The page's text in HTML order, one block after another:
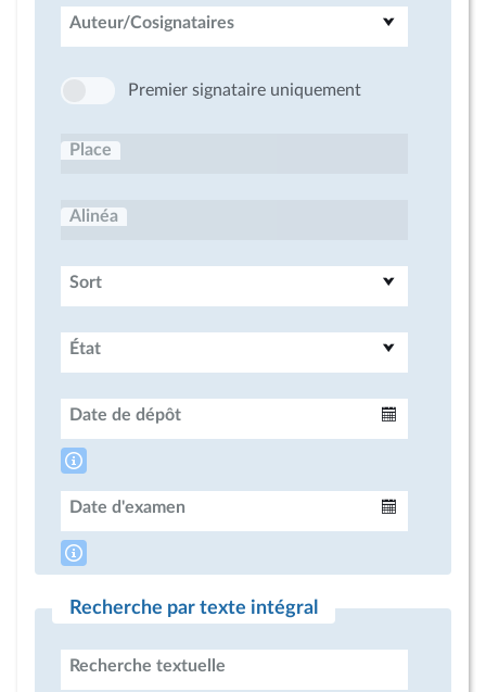
Auteur/Cosignataires
Premier signataire uniquement
Place
Alinéa
Sort
État
Date de dépôt
Date d'examen
Recherche par texte intégral
Recherche textuelle